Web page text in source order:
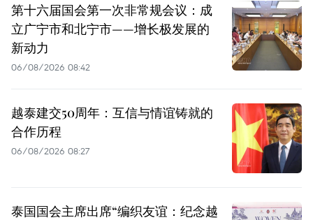
第十六届国会第一次非常规会议：成
立广宁市和北宁市——增长极发展的
新动力
06/08/2026 08:42
越泰建交50周年：互信与情谊铸就的
合作历程
06/08/2026 08:27
泰国国会主席出席“编织友谊：纪念越